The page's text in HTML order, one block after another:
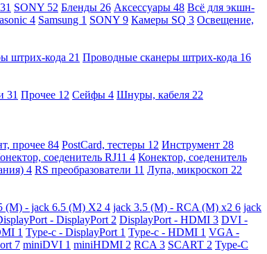
31 SONY 52 Бленды 26 Аксессуары 48 Всё для экшн-
4 Samsung 1 SONY 9 Камеры SQ 3 Освещение,
штрих-кода 21 Проводные сканеры штрих-кода 16
31 Прочее 12 Сейфы 4 Шнуры, кабеля 22
прочее 84 PostCard, тестеры 12 Инструмент 28
соеденитель RJ11 4 Конектор, соеденитель
4 RS преобразователи 11 Лупа, микроскоп 22
(M) - jack 6.5 (M) X2 4 jack 3.5 (M) - RCA (M) x2 6 jack
- DisplayPort 2 DisplayPort - HDMI 3 DVI -
1 Type-c - DisplayPort 1 Type-c - HDMI 1 VGA -
7 miniDVI 1 miniHDMI 2 RCA 3 SCART 2 Type-C